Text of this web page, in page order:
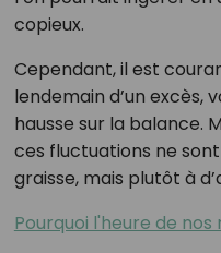
copieux.
Cependant, il est
lendemain d’un excès,
hausse sur la balance.
ces fluctuations ne
graisse, mais plutôt à
Pourquoi l'heure de